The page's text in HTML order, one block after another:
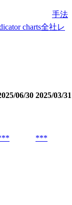
手法
charts全社レ
06/30 2025/03/31
***